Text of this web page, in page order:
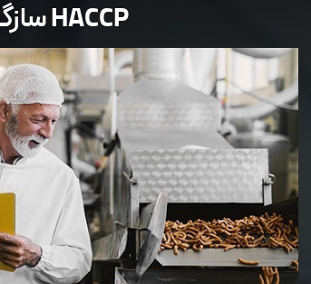
سازگار با الزامات HACCP